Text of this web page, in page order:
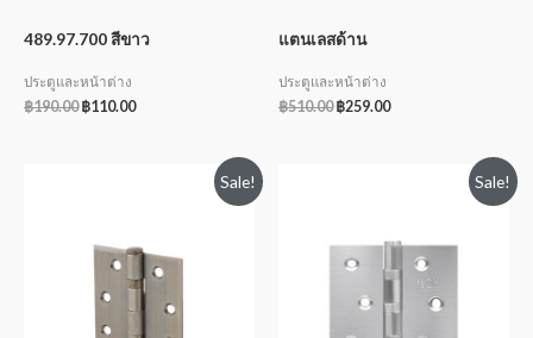
489.97.700 สีขาว
ประตูและหน้าต่าง
฿190.00 ฿110.00
แตนเลสด้าน
ประตูและหน้าต่าง
฿510.00 ฿259.00
Sale! Sale!